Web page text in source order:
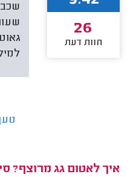
26
חוות דעת
איך לאטום גג מרוצף?